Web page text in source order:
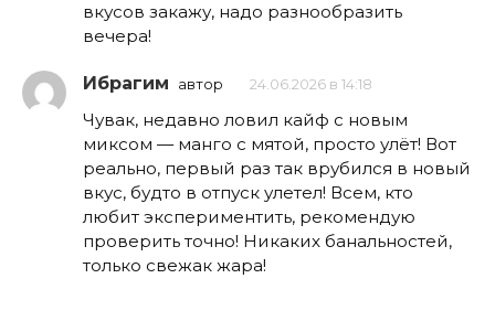
вкусов закажу, надо разнообразить
вечера!
Ибрагим автор 24.06.2026 в 14:18
Чувак, недавно ловил кайф с новым
миксом — манго с мятой, просто улёт! Вот
реально, первый раз так врубился в новый
вкус, будто в отпуск улетел! Всем, кто
любит экспериментить, рекомендую
проверить точно! Никаких банальностей,
только свежак жара!